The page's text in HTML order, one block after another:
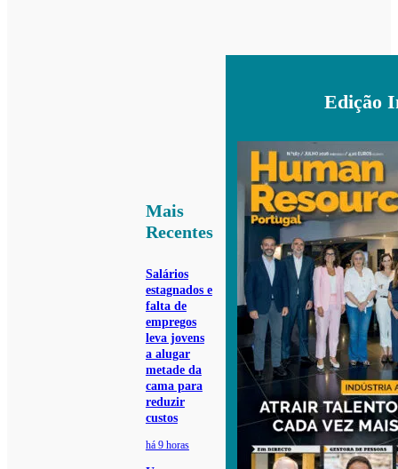
Mais
Recentes
Salários
estagnados e
falta de
empregos
leva jovens
a alugar
metade da
cama para
reduzir
custos
há 9 horas
Edição